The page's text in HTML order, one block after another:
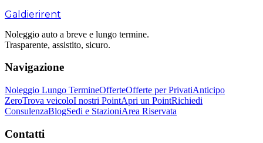
Galdierirent
Noleggio auto a breve e lungo termine.
Trasparente, assistito, sicuro.
Navigazione
Noleggio Lungo TermineOfferteOfferte per PrivatiAnticipo
ZeroTrova veicoloI nostri PointApri un PointRichiedi
ConsulenzaBlogSedi e StazioniArea Riservata
Contatti